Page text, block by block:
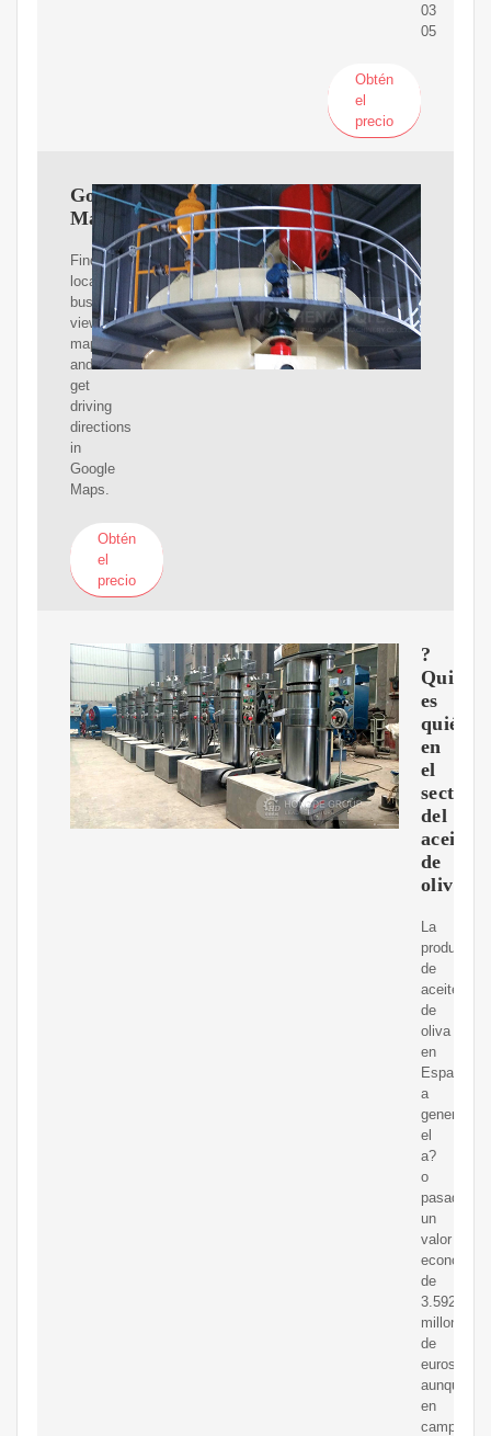
03
05
Obtén
el
precio
Google
Maps
Find
local
businesses,
view
maps
and
get
driving
directions
in
Google
Maps.
Obtén
el
precio
?
Quién
es
quién
en
el
sector
del
aceite
de
oliva?
La
producción
de
aceite
de
oliva
en
Espa?
a
generó
el
a?
o
pasado
un
valor
económico
de
3.592
millones
de
euros,
aunque
en
campa?